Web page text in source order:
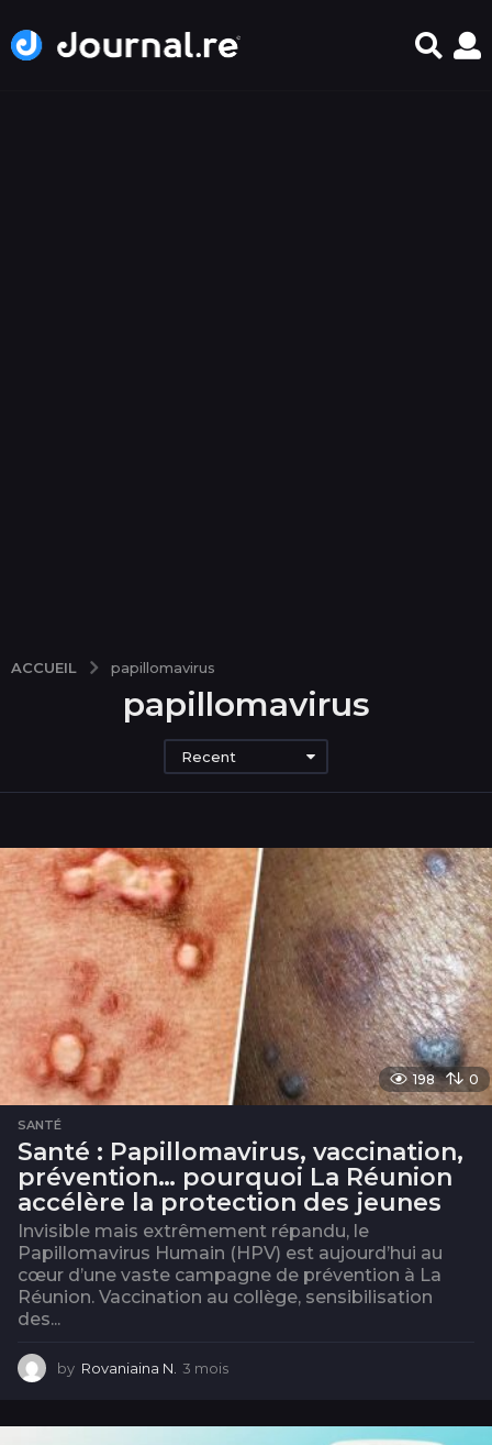
ACCUEIL papillomavirus
papillomavirus
Recent
198 0
SANTÉ
Santé : Papillomavirus, vaccination,
prévention… pourquoi La Réunion
accélère la protection des jeunes
Invisible mais extrêmement répandu, le
Papillomavirus Humain (HPV) est aujourd’hui au
cœur d’une vaste campagne de prévention à La
Réunion. Vaccination au collège, sensibilisation
des...
by Rovaniaina N. 3 mois
i